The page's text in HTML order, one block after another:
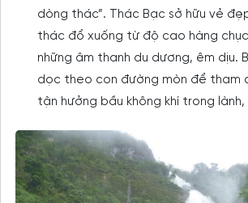
dòng thác”. Thác Bạc sở hữu vẻ
thác đổ xuống từ độ cao hàng
những âm thanh du dương, êm dịu.
dọc theo con đường mòn để tham
tận hưởng bầu không khí trong